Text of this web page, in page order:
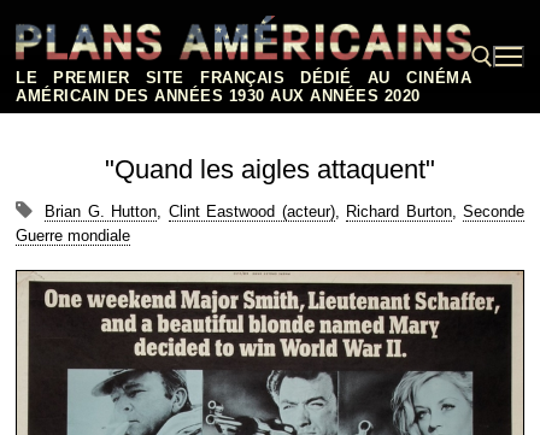
contenu
LE PREMIER SITE FRANÇAIS DÉDIÉ AU CINÉMA
AMÉRICAIN DES ANNÉES 1930 AUX ANNÉES 2020
"Quand les aigles attaquent"
Brian G. Hutton, Clint Eastwood (acteur), Richard Burton,Seconde
Guerre mondiale